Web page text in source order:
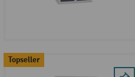
Topseller